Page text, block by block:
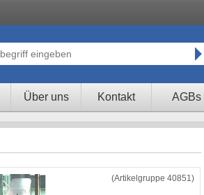
Über uns Kontakt AGBs
(Artikelgruppe 40851)